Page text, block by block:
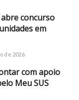
concurso
em
de 2026
com apoio
Meu SUS